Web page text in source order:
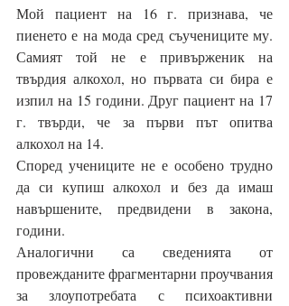
Мой пациент на 16 г. признава, че
пиенето е на мода сред съучениците му.
Самият той не е привърженик на
твърдия алкохол, но първата си бира е
изпил на 15 години. Друг пациент на 17
г. твърди, че за първи път опитва
алкохол на 14.
Според учениците не е особено трудно
да си купиш алкохол и без да имаш
навършените, предвидени в закона,
години.
Аналогични са сведенията от
провежданите фрагментарни проучвания
за злоупотребата с психоактивни